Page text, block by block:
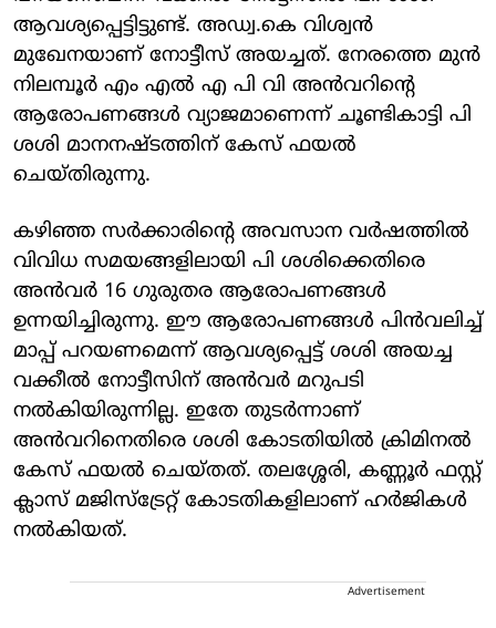
ആവശ്യപ്പെട്ടിട്ടുണ്ട്. അഡ്വ.കെ വിശ്വന്‍
മുഖേനയാണ് നോട്ടീസ് അയച്ചത്. നേരത്തെ മുന്‍
നിലമ്പൂര്‍ എം എല്‍ എ പി വി അന്‍വറിന്റെ
ആരോപണങ്ങള്‍ വ്യാജമാണെന്ന് ചൂണ്ടികാട്ടി പി
ശശി മാനനഷ്ടത്തിന് കേസ് ഫയല്‍
ചെയ്തിരുന്നു.
കഴിഞ്ഞ സര്‍ക്കാരിന്റെ അവസാന വര്‍ഷത്തില്‍
വിവിധ സമയങ്ങളിലായി പി ശശിക്കെതിരെ
അന്‍വര്‍ 16 ഗുരുതര ആരോപണങ്ങള്‍
ഉന്നയിച്ചിരുന്നു. ഈ ആരോപണങ്ങള്‍ പിന്‍വലിച്ച്
മാപ്പ് പറയണമെന്ന് ആവശ്യപ്പെട്ട് ശശി അയച്ച
വക്കീല്‍ നോട്ടീസിന് അന്‍വര്‍ മറുപടി
നല്‍കിയിരുന്നില്ല. ഇതേ തുടര്‍ന്നാണ്
അന്‍വറിനെതിരെ ശശി കോടതിയില്‍ ക്രിമിനല്‍
കേസ് ഫയല്‍ ചെയ്തത്. തലശ്ശേരി, കണ്ണൂര്‍ ഫസ്റ്റ്
ക്ലാസ് മജിസ്ട്രേറ്റ് കോടതികളിലാണ് ഹര്‍ജികള്‍
നല്‍കിയത്.
Advertisement